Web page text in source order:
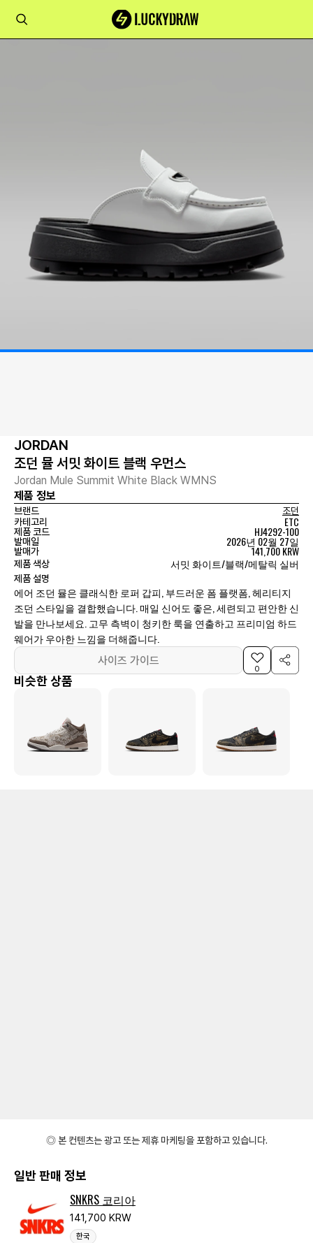
JORDAN
조던 뮬 서밋 화이트 블랙 우먼스
Jordan Mule Summit White Black WMNS
제품 정보
브랜드
조던
카테고리
ETC
제품 코드 HJ4292-100
발매일 2026년 02월 27일
발매가 141,700 KRW
제품 색상 서밋 화이트/블랙/메탈릭 실버
제품 설명
에어 조던 뮬은 클래식한 로퍼 갑피, 부드러운 폼 플랫폼, 헤리티지
조던 스타일을 결합했습니다. 매일 신어도 좋은, 세련되고 편안한 신
발을 만나보세요. 고무 측벽이 청키한 룩을 연출하고 프리미엄 하드
웨어가 우아한 느낌을 더해줍니다.
사이즈 가이드
0
비슷한 상품
◎ 본 컨텐츠는 광고 또는 제휴 마케팅을 포함하고 있습니다.
일반 판매 정보
SNKRS 코리아
141,700 KRW
한국